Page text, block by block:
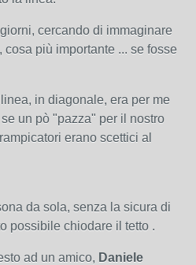
cercando di immaginare
più importante ... se fosse
in diagonale, era per me
un pò "pazza" per il nostro
erano scettici al
da sola, senza la sicura di
possibile chiodare il tetto .
ad un amico, Daniele